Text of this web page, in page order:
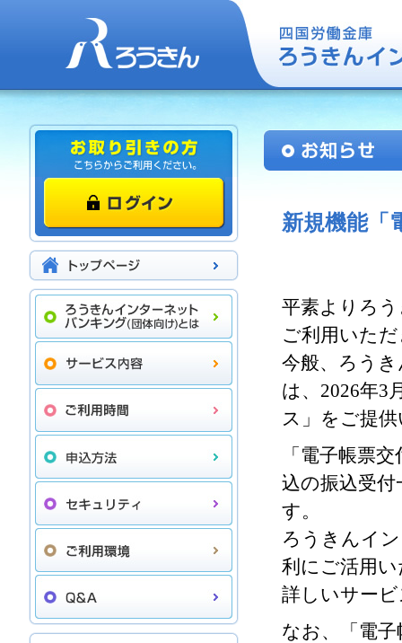
新規機能「
平素よりろ
ご利用いた
今般、ろう
は、2026年3
ス」をご提
「電子帳票
込の振込受
す。
ろうきんイ
利にご活用
詳しいサー
なお、「電